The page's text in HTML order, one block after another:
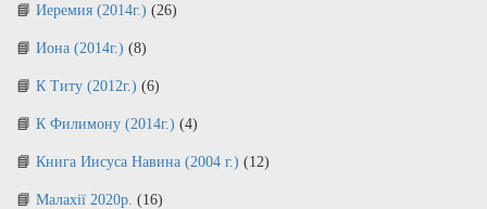
Иеремия (2014г.) (26)
Иона (2014г.) (8)
К Титу (2012г.) (6)
К Филимону (2014г.) (4)
Книга Иисуса Навина (2004 г.) (12)
Малахії 2020р. (16)